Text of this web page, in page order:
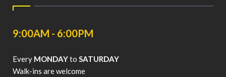
9:00AM - 6:00PM
Every MONDAYto SATURDAY
Walk-ins are welcome